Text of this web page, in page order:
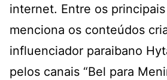
internet. Entre os
menciona os conteúdos
influenciador paraibano
pelos canais “Bel para